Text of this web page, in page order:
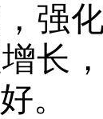
强
长
。